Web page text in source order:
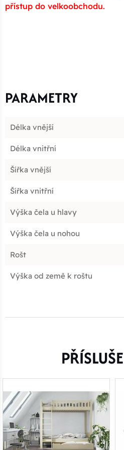
přístup do velkoobchodu.
PARAMETRY
Délka vnější
Délka vnitřní
Šířka vnější
Šířka vnitřní
Výška čela u hlavy
Výška čela u nohou
Rošt
Výška od země k roštu